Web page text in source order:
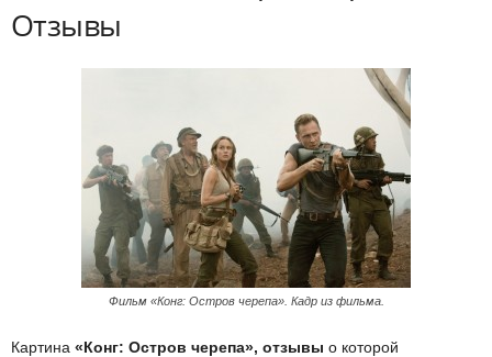
Отзывы
Фильм «Конг: Остров черепа». Кадр из фильма.
Картина «Конг: Остров черепа», отзывы о которой